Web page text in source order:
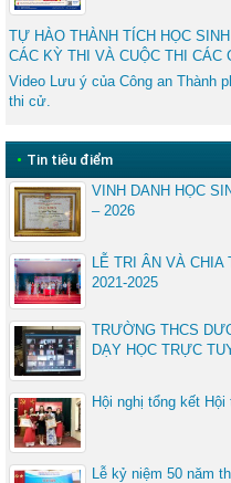
TỰ HÀO THÀNH TÍCH HỌC
CÁC KỲ THI VÀ CUỘC THI CÁC
Video Lưu ý của Công an Thành
thi cử.
• Tin tiêu điểm
VINH DANH HỌC
– 2026
LỄ TRI ÂN VÀ CHIA
2021-2025
TRƯỜNG THCS
DẠY HỌC TRỰC
Hội nghị tổng kết
Lễ kỷ niệm 50 năm